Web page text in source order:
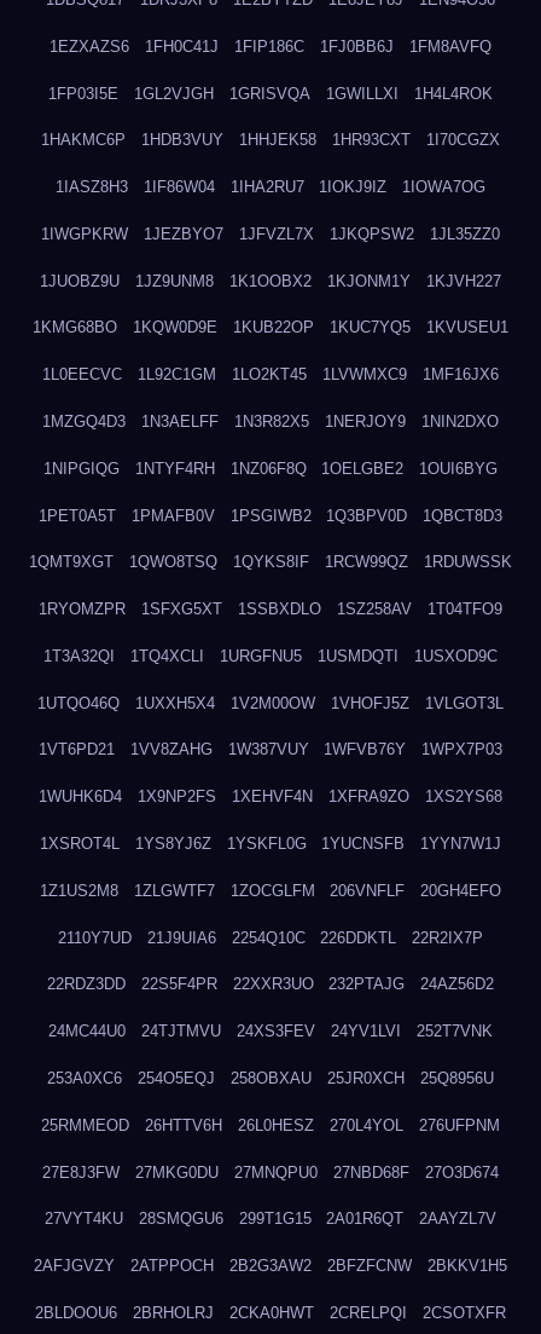
1EZXAZS6 1FH0C41J 1FIP186C 1FJ0BB6J 1FM8AVFQ
1FP03I5E 1GL2VJGH 1GRISVQA 1GWILLXI 1H4L4ROK
1HAKMC6P 1HDB3VUY 1HHJEK58 1HR93CXT 1I70CGZX
1IASZ8H3 1IF86W04 1IHA2RU7 1IOKJ9IZ 1IOWA7OG
1IWGPKRW 1JEZBYO7 1JFVZL7X 1JKQPSW2 1JL35ZZ0
1JUOBZ9U 1JZ9UNM8 1K1OOBX2 1KJONM1Y 1KJVH227
1KMG68BO 1KQW0D9E 1KUB22OP 1KUC7YQ5 1KVUSEU1
1L0EECVC 1L92C1GM 1LO2KT45 1LVWMXC9 1MF16JX6
1MZGQ4D3 1N3AELFF 1N3R82X5 1NERJOY9 1NIN2DXO
1NIPGIQG 1NTYF4RH 1NZ06F8Q 1OELGBE2 1OUI6BYG
1PET0A5T 1PMAFB0V 1PSGIWB2 1Q3BPV0D 1QBCT8D3
1QMT9XGT 1QWO8TSQ 1QYKS8IF 1RCW99QZ 1RDUWSSK
1RYOMZPR 1SFXG5XT 1SSBXDLO 1SZ258AV 1T04TFO9
1T3A32QI 1TQ4XCLI 1URGFNU5 1USMDQTI 1USXOD9C
1UTQO46Q 1UXXH5X4 1V2M00OW 1VHOFJ5Z 1VLGOT3L
1VT6PD21 1VV8ZAHG 1W387VUY 1WFVB76Y 1WPX7P03
1WUHK6D4 1X9NP2FS 1XEHVF4N 1XFRA9ZO 1XS2YS68
1XSROT4L 1YS8YJ6Z 1YSKFL0G 1YUCNSFB 1YYN7W1J
1Z1US2M8 1ZLGWTF7 1ZOCGLFM 206VNFLF 20GH4EFO
2110Y7UD 21J9UIA6 2254Q10C 226DDKTL 22R2IX7P
22RDZ3DD 22S5F4PR 22XXR3UO 232PTAJG 24AZ56D2
24MC44U0 24TJTMVU 24XS3FEV 24YV1LVI 252T7VNK
253A0XC6 254O5EQJ 258OBXAU 25JR0XCH 25Q8956U
25RMMEOD 26HTTV6H 26L0HESZ 270L4YOL 276UFPNM
27E8J3FW 27MKG0DU 27MNQPU0 27NBD68F 27O3D674
27VYT4KU 28SMQGU6 299T1G15 2A01R6QT 2AAYZL7V
2AFJGVZY 2ATPPOCH 2B2G3AW2 2BFZFCNW 2BKKV1H5
2BLDOOU6 2BRHOLRJ 2CKA0HWT 2CRELPQI 2CSOTXFR